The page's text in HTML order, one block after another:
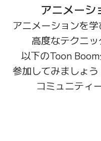
アニメーシ
アニメーションを学
高度なテクニッ
以下のToon Boom
参加してみましょう
コミュニティ